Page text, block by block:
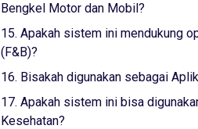
Bengkel Motor dan Mobil?
15. Apakah sistem ini mendukung
(F&B)?
16. Bisakah digunakan sebagai
17. Apakah sistem ini bisa
Kesehatan?